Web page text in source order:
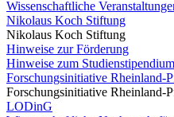
Wissenschaftliche
Nikolaus Koch Stiftung
Nikolaus Koch Stiftung
Hinweise zur Förderung
Hinweise zum Studienstipendium
Forschungsinitiative Rheinland-
Forschungsinitiative Rheinland-
LODinG